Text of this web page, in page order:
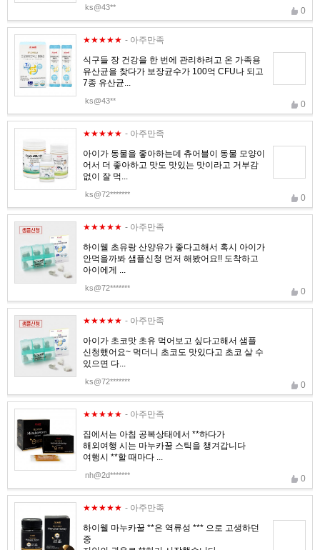
ks@43** 0
★★★★★ - 아주만족
식구들 장 건강을 한 번에 관리하려고 온 가족용
유산균을 찾다가 보장균수가 100억 CFU나 되고
7종 유산균...
ks@43** 0
★★★★★ - 아주만족
아이가 동물을 좋아하는데 츄어블이 동물 모양이
어서 더 좋아하고 맛도 맛있는 맛이라고 거부감
없이 잘 먹...
ks@72******* 0
★★★★★ - 아주만족
하이웰 초유랑 산양유가 좋다고해서 혹시 아이가
안먹을까봐 샘플신청 먼저 해봤어요!! 도착하고
아이에게 ...
ks@72******* 0
★★★★★ - 아주만족
아이가 초코맛 초유 먹어보고 싶다고해서 샘플
신청했어요~ 먹더니 초코도 맛있다고 초코 살 수
있으면 다...
ks@72******* 0
★★★★★ - 아주만족
집에서는 아침 공복상태에서 **하다가
해외여행 시는 마누카꿀 스틱을 챙겨갑니다
여행시 **할 때마다 ...
nh@2d******* 0
★★★★★ - 아주만족
하이웰 마누카꿀 **은 역류성 *** 으로 고생하던
중